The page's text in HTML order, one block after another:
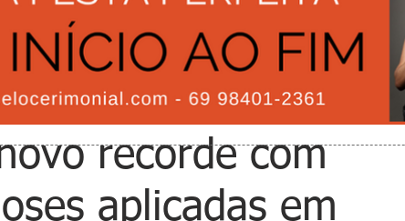
recorde com
aplicadas em